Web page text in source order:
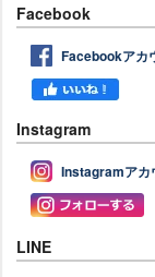
Facebook
Facebookアカ
Instagram
Instagramアカ
LINE